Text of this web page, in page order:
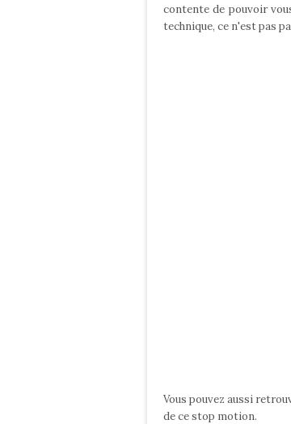
contente de pouvoir
technique, ce n'est pas
Vous pouvez aussi
de ce stop motion.